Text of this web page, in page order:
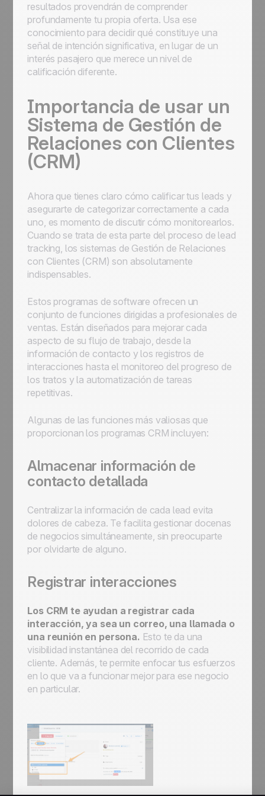
resultados provendrán de comprender
profundamente tu propia oferta. Usa ese
conocimiento para decidir qué constituye una
señal de intención significativa, en lugar de un
interés pasajero que merece un nivel de
calificación diferente.
Importancia de usar un
Sistema de Gestión de
Relaciones con Clientes
(CRM)
Ahora que tienes claro cómo calificar tus leads y
asegurarte de categorizar correctamente a cada
uno, es momento de discutir cómo monitorearlos.
Cuando se trata de esta parte del proceso de lead
tracking, los sistemas de Gestión de Relaciones
con Clientes (CRM) son absolutamente
indispensables.
Estos programas de software ofrecen un
conjunto de funciones dirigidas a profesionales de
ventas. Están diseñados para mejorar cada
aspecto de su flujo de trabajo, desde la
información de contacto y los registros de
interacciones hasta el monitoreo del progreso de
los tratos y la automatización de tareas
repetitivas.
Algunas de las funciones más valiosas que
proporcionan los programas CRM incluyen:
Almacenar información de
contacto detallada
Centralizar la información de cada lead evita
dolores de cabeza. Te facilita gestionar docenas
de negocios simultáneamente, sin preocuparte
por olvidarte de alguno.
Registrar interacciones
Los CRM te ayudan a registrar cada
interacción, ya sea un correo, una llamada o
una reunión en persona. Esto te da una
visibilidad instantánea del recorrido de cada
cliente. Además, te permite enfocar tus esfuerzos
en lo que va a funcionar mejor para ese negocio
en particular.